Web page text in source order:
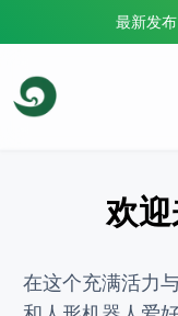
最新发布
欢
在这个充满活力